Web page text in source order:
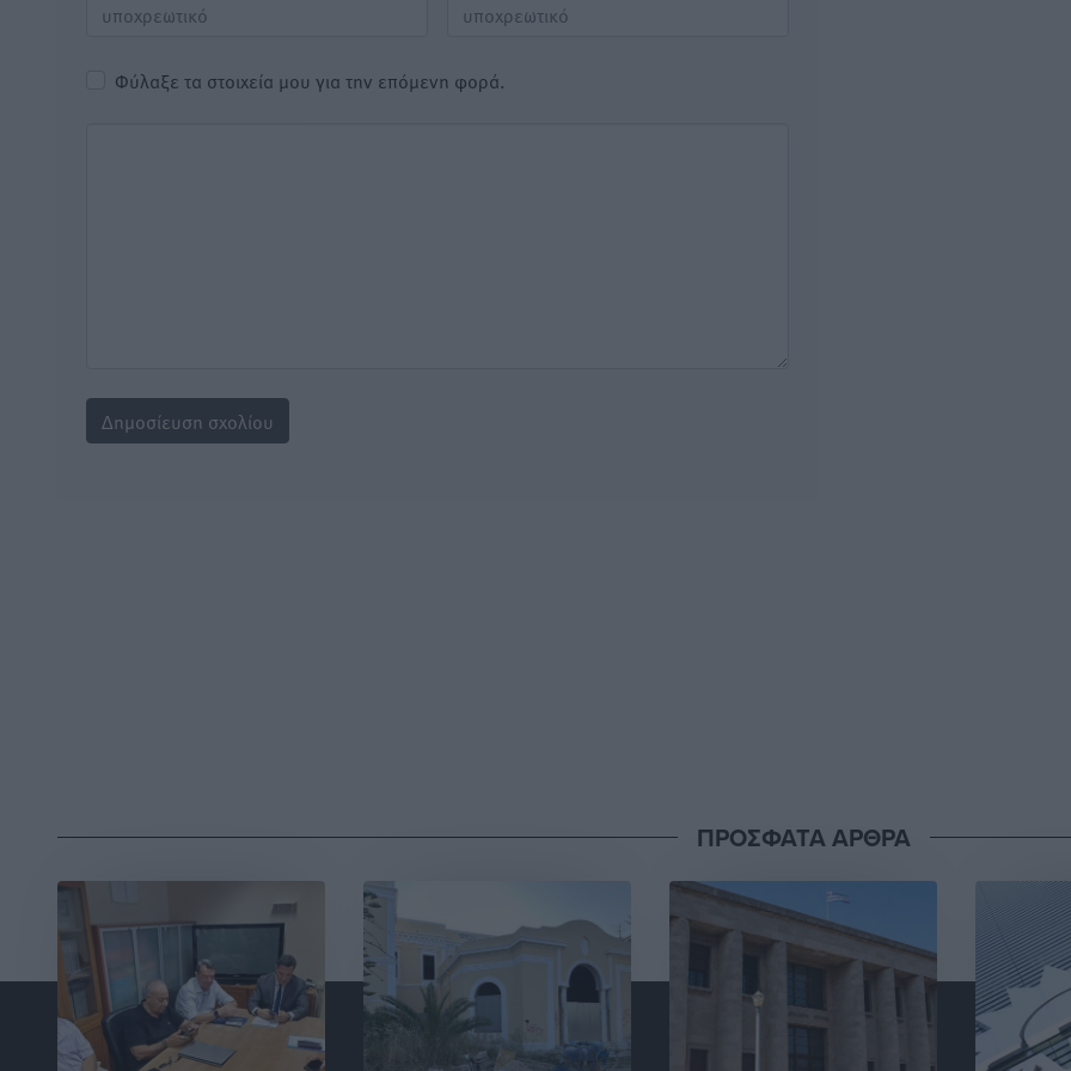
Φύλαξε τα στοιχεία μου για την επόμενη φορά.
ΠΡΟΣΦΑΤΑ ΑΡΘΡΑ